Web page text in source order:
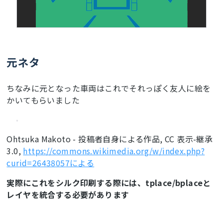
元ネタ
ちなみに元となった車両はこれでそれっぽく友人に絵を
かいてもらいました
Ohtsuka Makoto - 投稿者自身による作品, CC 表示-継承
3.0, https://commons.wikimedia.org/w/index.php?
curid=26438057による
実際にこれをシルク印刷する際には、tplace/bplaceと
レイヤを統合する必要があります